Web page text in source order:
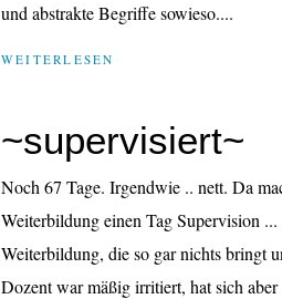
und abstrakte Begriffe sowieso....
WEITERLESEN
~supervisiert~
Noch 67 Tage. Irgendwie .. nett. Da
Weiterbildung einen Tag Supervision
Weiterbildung, die so gar nichts bringt
Dozent war mäßig irritiert, hat sich aber